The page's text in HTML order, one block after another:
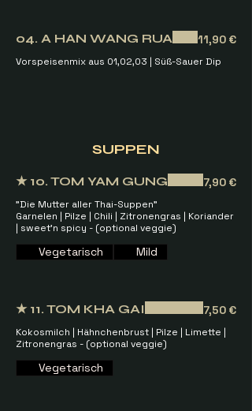
04. A HAN WANG RUA
Vorspeisenmix aus 01,02,03 | Süß-Sauer Dip
11,90 €
SUPPEN
★ 10. TOM YAM GUNG
"Die Mutter aller Thai-Suppen"
Garnelen | Pilze | Chili | Zitronengras | Koriander
| sweet'n spicy - (optional veggie)
7,90 €
Vegetarisch Mild
★ 11. TOM KHA GAI
Kokosmilch | Hähnchenbrust | Pilze | Limette |
Zitronengras - (optional veggie)
7,50 €
Vegetarisch